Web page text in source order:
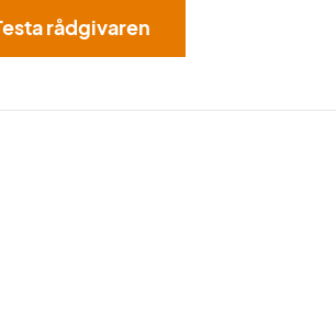
rådgivaren